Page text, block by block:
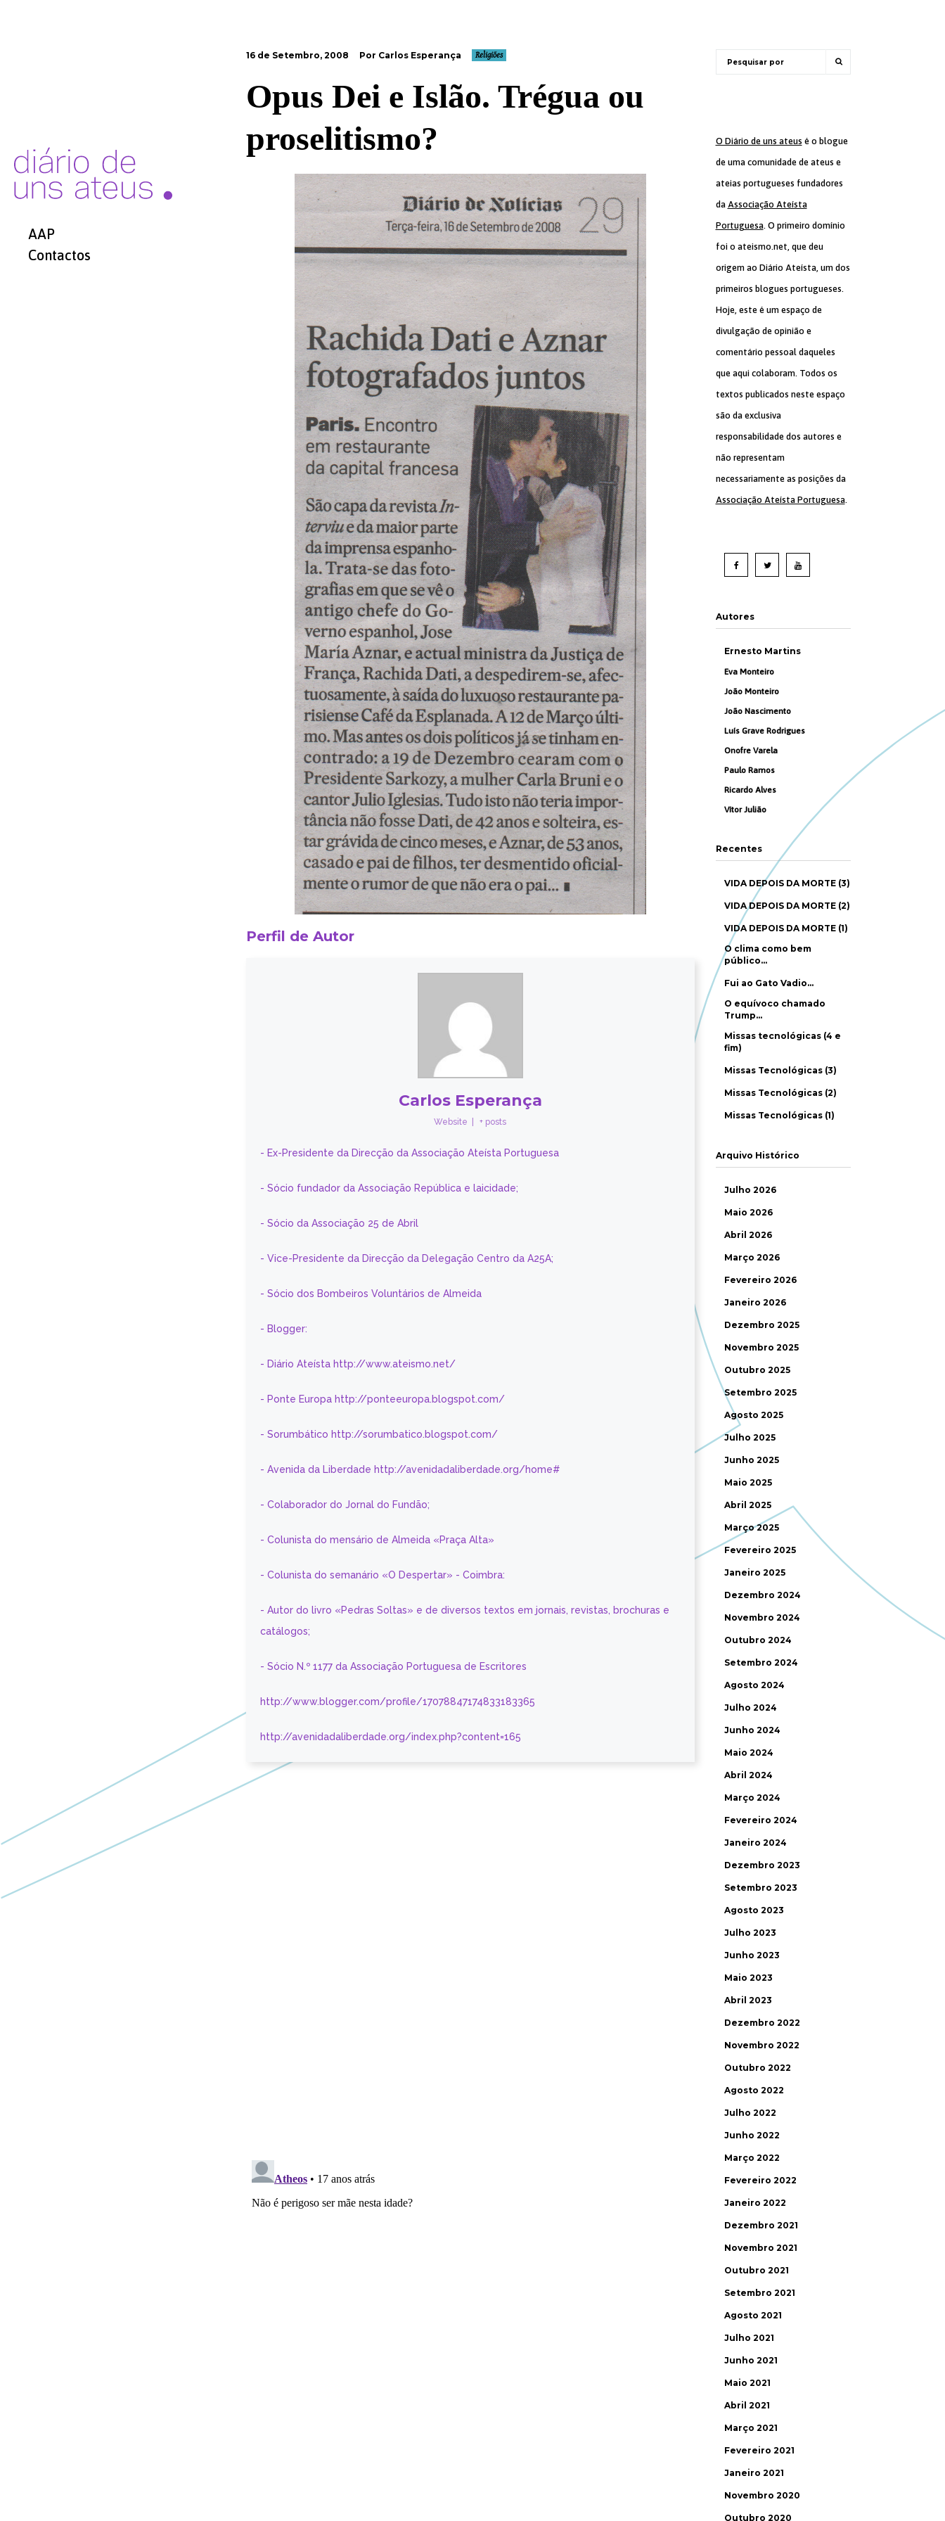
AAP
Contactos
16 de Setembro, 2008 Por Carlos Esperança Religiões
Opus Dei e Islão. Trégua ou
proselitismo?
Perfil de Autor
Carlos Esperança
Website + posts
- Ex-Presidente da Direcção da Associação Ateísta Portuguesa
- Sócio fundador da Associação República e laicidade;
- Sócio da Associação 25 de Abril
- Vice-Presidente da Direcção da Delegação Centro da A25A;
- Sócio dos Bombeiros Voluntários de Almeida
- Blogger:
- Diário Ateísta http://www.ateismo.net/
- Ponte Europa http://ponteeuropa.blogspot.com/
- Sorumbático http://sorumbatico.blogspot.com/
- Avenida da Liberdade http://avenidadaliberdade.org/home#
- Colaborador do Jornal do Fundão;
- Colunista do mensário de Almeida «Praça Alta»
- Colunista do semanário «O Despertar» - Coimbra:
- Autor do livro «Pedras Soltas» e de diversos textos em jornais, revistas, brochuras e
catálogos;
- Sócio N.º 1177 da Associação Portuguesa de Escritores
http://www.blogger.com/profile/17078847174833183365
http://avenidadaliberdade.org/index.php?content=165
O Diário de uns ateus é o blogue
de uma comunidade de ateus e
ateias portugueses fundadores
da Associação Ateísta
Portuguesa. O primeiro domínio
foi o ateismo.net, que deu
origem ao Diário Ateísta, um dos
primeiros blogues portugueses.
Hoje, este é um espaço de
divulgação de opinião e
comentário pessoal daqueles
que aqui colaboram. Todos os
textos publicados neste espaço
são da exclusiva
responsabilidade dos autores e
não representam
necessariamente as posições da
Associação Ateísta Portuguesa.
Autores
Ernesto Martins
Eva Monteiro
João Monteiro
João Nascimento
Luís Grave Rodrigues
Onofre Varela
Paulo Ramos
Ricardo Alves
Vítor Julião
Recentes
VIDA DEPOIS DA MORTE (3)
VIDA DEPOIS DA MORTE (2)
VIDA DEPOIS DA MORTE (1)
O clima como bem
público…
Fui ao Gato Vadio…
O equívoco chamado
Trump…
Missas tecnológicas (4 e
fim)
Missas Tecnológicas (3)
Missas Tecnológicas (2)
Missas Tecnológicas (1)
Arquivo Histórico
Julho 2026
Maio 2026
Abril 2026
Março 2026
Fevereiro 2026
Janeiro 2026
Dezembro 2025
Novembro 2025
Outubro 2025
Setembro 2025
Agosto 2025
Julho 2025
Junho 2025
Maio 2025
Abril 2025
Março 2025
Fevereiro 2025
Janeiro 2025
Dezembro 2024
Novembro 2024
Outubro 2024
Setembro 2024
Agosto 2024
Julho 2024
Junho 2024
Maio 2024
Abril 2024
Março 2024
Fevereiro 2024
Janeiro 2024
Dezembro 2023
Setembro 2023
Agosto 2023
Julho 2023
Junho 2023
Maio 2023
Abril 2023
Dezembro 2022
Novembro 2022
Outubro 2022
Agosto 2022
Julho 2022
Junho 2022
Março 2022
Fevereiro 2022
Janeiro 2022
Dezembro 2021
Novembro 2021
Outubro 2021
Setembro 2021
Agosto 2021
Julho 2021
Junho 2021
Maio 2021
Abril 2021
Março 2021
Fevereiro 2021
Janeiro 2021
Novembro 2020
Outubro 2020